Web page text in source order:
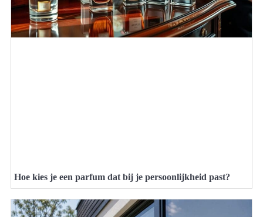
Hoe kies je een parfum dat bij je persoonlijkheid past?